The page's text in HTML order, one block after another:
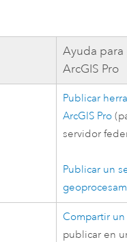
Ayuda
ArcGIS Pro
Publicar
ArcGIS Pro
servidor
Publicar un
Compartir
publicar en